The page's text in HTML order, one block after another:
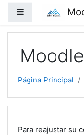
Panel lateral
Página Principal
Para reajustar su